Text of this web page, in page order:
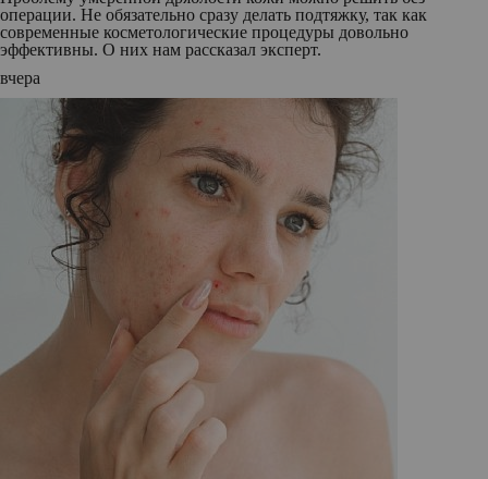
операции. Не обязательно сразу делать подтяжку, так как
современные косметологические процедуры довольно
эффективны. О них нам рассказал эксперт.
вчера